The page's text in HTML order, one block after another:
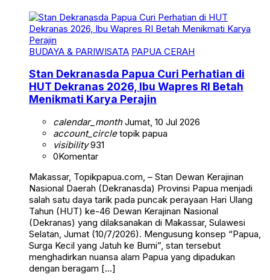
BUDAYA & PARIWISATA PAPUA CERAH
Stan Dekranasda Papua Curi Perhatian di
HUT Dekranas 2026, Ibu Wapres RI Betah
Menikmati Karya Perajin
calendar_monthJumat, 10 Jul 2026
account_circletopik papua
visibility931
0Komentar
Makassar, Topikpapua.com, – Stan Dewan Kerajinan
Nasional Daerah (Dekranasda) Provinsi Papua menjadi
salah satu daya tarik pada puncak perayaan Hari Ulang
Tahun (HUT) ke-46 Dewan Kerajinan Nasional
(Dekranas) yang dilaksanakan di Makassar, Sulawesi
Selatan, Jumat (10/7/2026). Mengusung konsep “Papua,
Surga Kecil yang Jatuh ke Bumi”, stan tersebut
menghadirkan nuansa alam Papua yang dipadukan
dengan beragam […]